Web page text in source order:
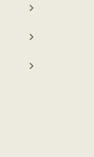
navigate_next
navigate_next
navigate_next